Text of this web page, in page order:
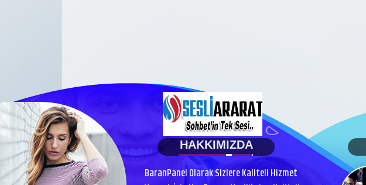
HAKKIMIZDA
BaranPanel Olarak Sizlere Kaliteli Hizmet